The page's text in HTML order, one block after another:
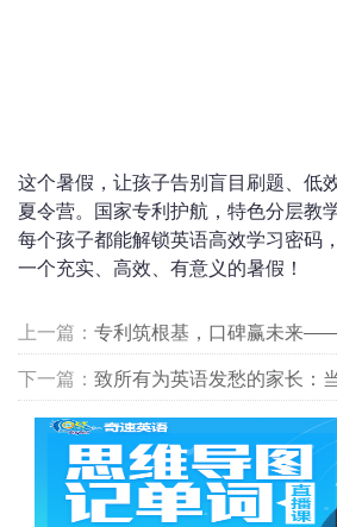
这个暑假，让孩子告别盲目刷题、低
夏令营。国家专利护航，特色分层教
每个孩子都能解锁英语高效学习密码
一个充实、高效、有意义的暑假！
上一篇： 专利筑根基，口碑赢未来——奇速英语夏令
下一篇： 致所有为英语发愁的家长：当AI遇见“